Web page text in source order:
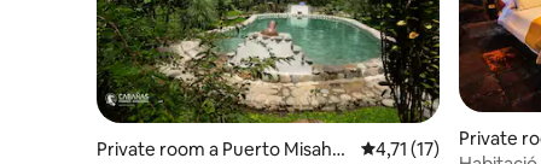
Private room a Puerto Misahu
4,71 de puntuació
4,71 (17)
Private